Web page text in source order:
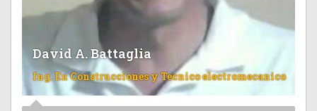
David A. Battaglia
Ing. En Construcciones y Tecnico electromecanico